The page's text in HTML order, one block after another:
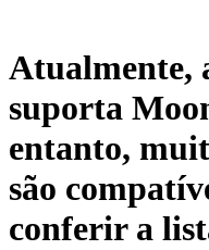
Atualmente,
suporta
entanto,
são
conferir a